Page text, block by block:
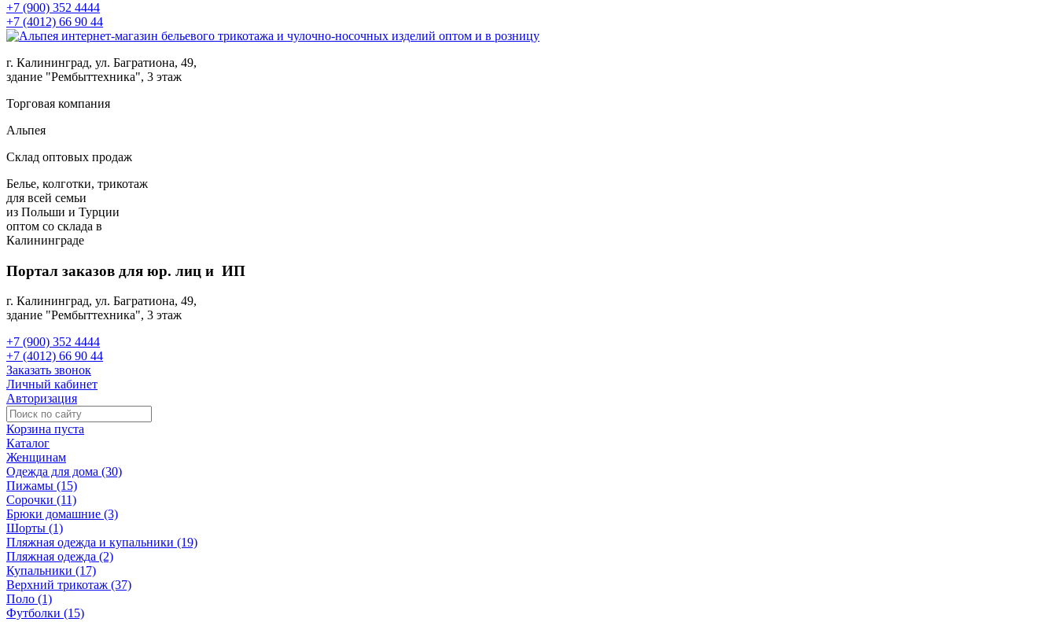
+7 (900) 352 4444
+7 (4012) 66 90 44
г. Калининград, ул. Багратиона, 49,
здание "Рембыттехника", 3 этаж
Торговая компания
Альпея
Склад оптовых продаж
Белье, колготки, трикотаж
для всей семьи
из Польши и Турции
оптом со склада в
Калининграде
Портал заказов для юр. лиц и ИП
г. Калининград, ул. Багратиона, 49,
здание "Рембыттехника", 3 этаж
+7 (900) 352 4444
+7 (4012) 66 90 44
Заказать звонок
Личный кабинет
Авторизация
Корзина пуста
Каталог
Женщинам
Одежда для дома (30)
Пижамы (15)
Сорочки (11)
Брюки домашние (3)
Шорты (1)
Пляжная одежда и купальники (19)
Пляжная одежда (2)
Купальники (17)
Верхний трикотаж (37)
Поло (1)
Футболки (15)